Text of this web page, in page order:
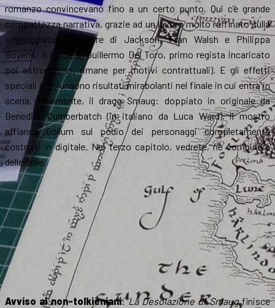
romanzo convincevano fino a un certo punto. Qui c’è grande
compattezza narrativa, grazie ad un lavoro molto raffinato sulla
sceneggiatura (sempre di Jackson, Fran Walsh e Philippa
Boyens: il nome di Guillermo Del Toro, primo regista incaricato
poi estromesso, rimane per motivi contrattuali). E gli effetti
speciali raggiungono risultati mirabolanti nel finale in cui entra in
scena, finalmente, il drago Smaug: doppiato in originale da
Benedict Cumberbatch (in italiano da Luca Ward), il mostro
affianca Gollum sul podio dei personaggi completamente
costruiti in digitale. Nel terzo capitolo, vedrete, ne combinerà
delle belle.
Avviso ai non-tolkieniani:La Desolazione di Smaugfinisce